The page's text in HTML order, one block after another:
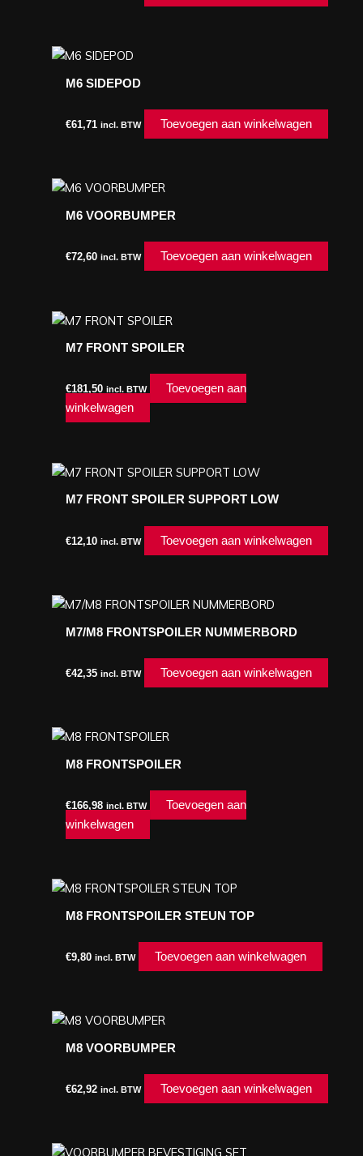
M6 SIDEPOD
€61,71 incl. BTW Toevoegen aan winkelwagen
M6 VOORBUMPER
€72,60 incl. BTW Toevoegen aan winkelwagen
M7 FRONT SPOILER
€181,50 incl. BTW
Toevoegen aan
winkelwagen
M7 FRONT SPOILER SUPPORT LOW
€12,10 incl. BTW Toevoegen aan winkelwagen
M7/M8 FRONTSPOILER NUMMERBORD
€42,35 incl. BTW Toevoegen aan winkelwagen
M8 FRONTSPOILER
€166,98 incl. BTW
Toevoegen aan
winkelwagen
M8 FRONTSPOILER STEUN TOP
€9,80 incl. BTW Toevoegen aan winkelwagen
M8 VOORBUMPER
€62,92 incl. BTW Toevoegen aan winkelwagen